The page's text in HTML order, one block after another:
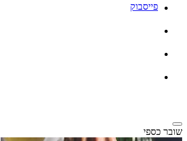
פייסבוק
שובר כספי